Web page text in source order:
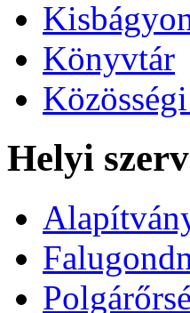
Könyvtár
Helyi